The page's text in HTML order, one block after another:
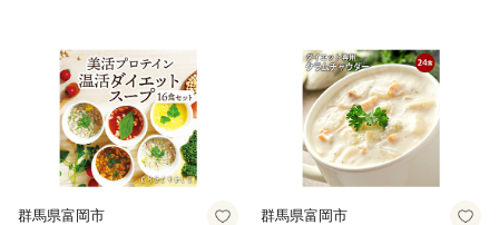
ロン [AIEN005]
群馬県富岡市 群馬県富岡市